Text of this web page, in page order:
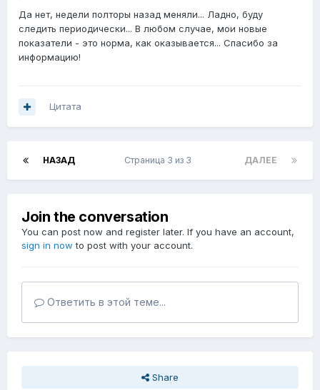
окружающей среды.
Пять лет это уже срок, стоит попробовать съездить
помыть, хуже во всяком случае не будет.
Да нет, недели полторы назад меняли... Ладно, буду
следить периодически... В любом случае, мои новые
показатели - это норма, как оказывается... Спасибо за
информацию!
Цитата
НАЗАД ДАЛЕЕ
Страница 3 из 3
Join the conversation
You can post now and register later. If you have an account,
sign in now to post with your account.
Ответить в этой теме...
Share